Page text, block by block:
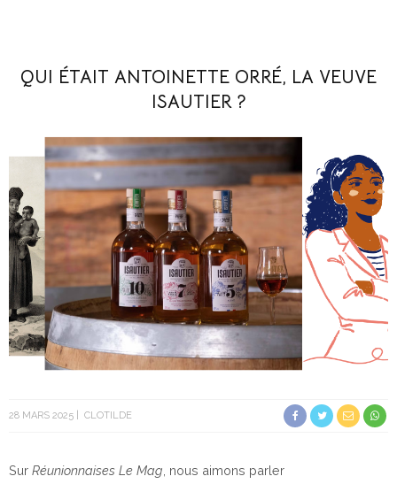
QUI ÉTAIT ANTOINETTE ORRÉ, LA VEUVE
ISAUTIER ?
28 MARS 2025 CLOTILDE
Sur Réunionnaises Le Mag , nous aimons parler